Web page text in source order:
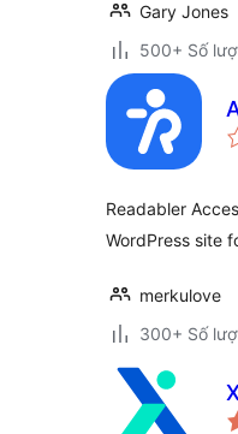
Gary Jones
500+ Số
Readabler
WordPress site
merkulove
300+ Số